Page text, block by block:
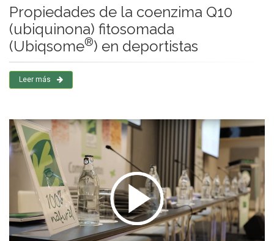
Propiedades de la coenzima Q10
(ubiquinona) fitosomada
(Ubiqsome®) en deportistas
Leer más